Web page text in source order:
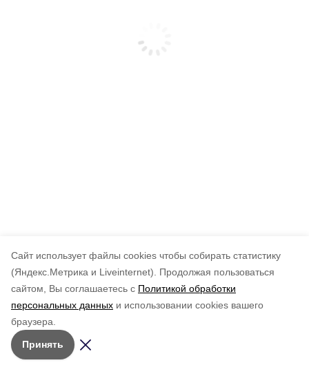
Cайт использует файлы cookies чтобы собирать статистику
(Яндекс.Метрика и Liveinternet).
Продолжая пользоваться
сайтом, Вы соглашаетесь с Политикой обработки
персональных данных и использовании cookies вашего
браузера.
Принять